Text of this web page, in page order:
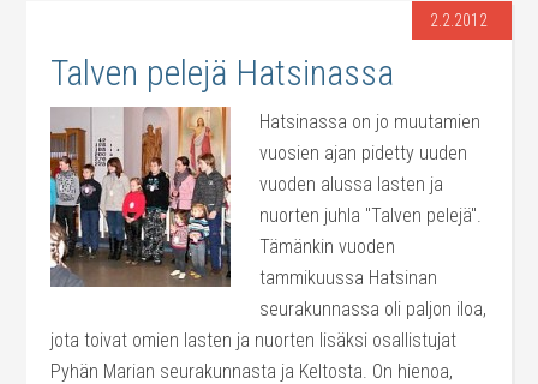
2.2.2012
Talven pelejä Hatsinassa
Hatsinassa on jo muutamien
vuosien ajan pidetty uuden
vuoden alussa lasten ja
nuorten juhla "Talven pelejä".
Tämänkin vuoden
tammikuussa Hatsinan
seurakunnassa oli paljon iloa,
jota toivat omien lasten ja nuorten lisäksi osallistujat
Pyhän Marian seurakunnasta ja Keltosta. On hienoa,